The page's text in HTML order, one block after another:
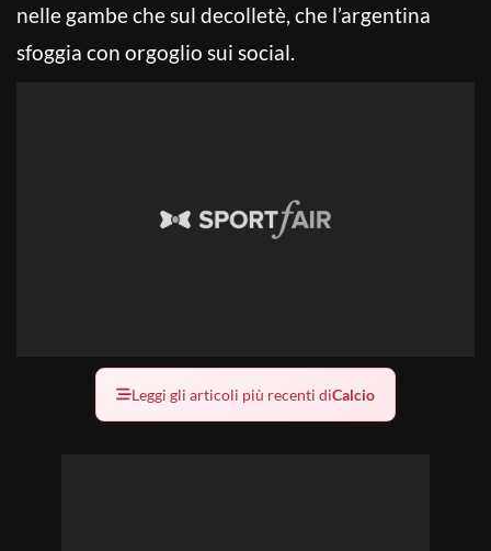
nelle gambe che sul decolletè, che l’argentina
sfoggia con orgoglio sui social.
Leggi gli articoli più recenti diCalcio